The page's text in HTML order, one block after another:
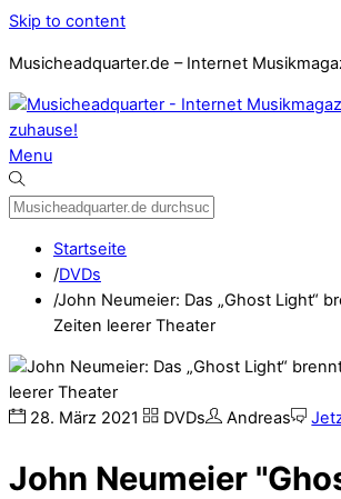
Skip to content
Musicheadquarter.de – Internet
Menu
Startseite
/DVDs
/John Neumeier: Das „Ghost Light“
Zeiten leerer Theater
28. März 2021 DVDs Andreas
John Neumeier